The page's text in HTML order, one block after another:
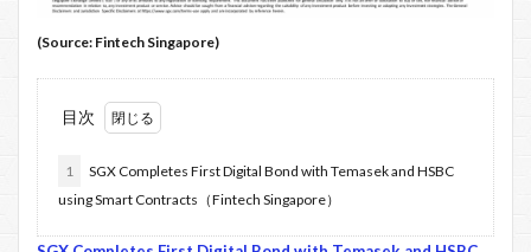
(Source: Fintech Singapore)
目次
1
SGX Completes First Digital Bond with Temasek and HSBC
using Smart Contracts（Fintech Singapore）